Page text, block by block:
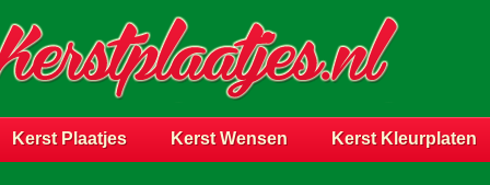
Kerst Plaatjes Kerst Wensen Kerst Kleurplaten